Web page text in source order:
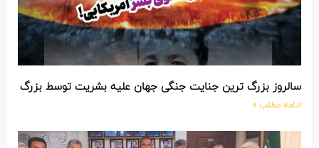
سالروز بزرگ ترین جنایت جنگی جهان علیه بشریت توسط بزرگ
ادامه مطلب »